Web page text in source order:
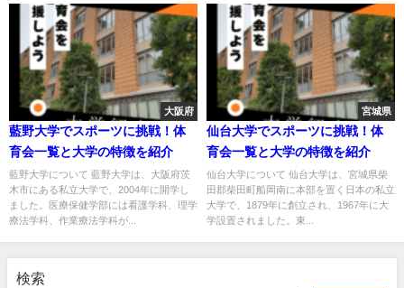
大阪府
藍野大学でスポーツに挑戦！体
育会一覧と大学の特徴を紹介
藍野大学について 藍野大学は、大阪府茨
木市にある私立大学で、2004年に開学し
ました。医療保健学部には看護学科、理学
療法学科、作業療法学科が...
宮城県
仙台大学でスポーツに挑戦！体
育会一覧と大学の特徴を紹介
仙台大学について 仙台大学は、宮城県柴
田郡柴田町船岡南に本部を置く日本の私立
大学で、1879年に創立され、1967年に大
学設置されました。東...
検索